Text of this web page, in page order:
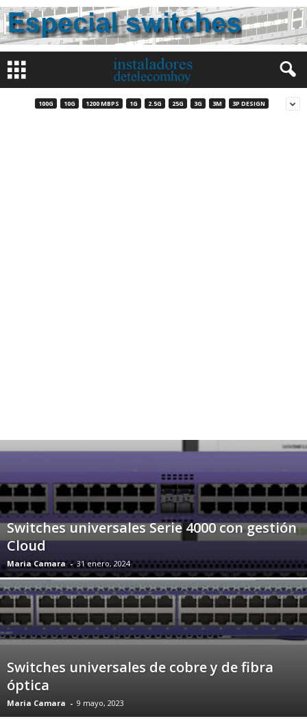
100G 10G 1200 MBPS 1G 2.5G 25G 3G 3M 3P DESIGN
Switches universales Serie 4000 con gestión
Cloud
Maria Camara - 31 enero, 2024
Switches universales de cobre y de fibra
óptica
Maria Camara - 9 mayo, 2023